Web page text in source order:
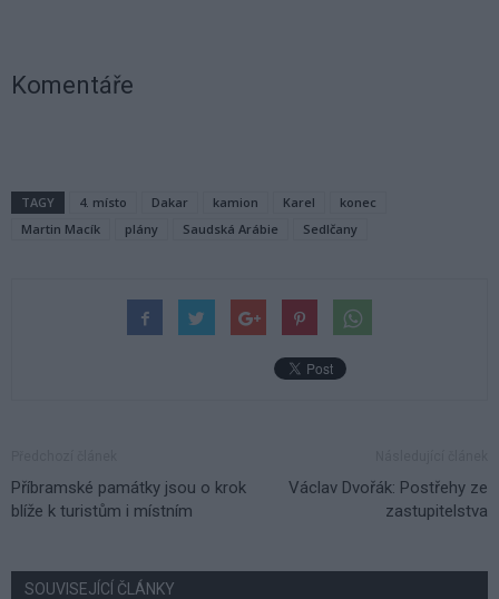
Komentáře
TAGY 4. místo Dakar kamion Karel
konec
Martin Macík
plány Saudská Arábie Sedlčany
Příbramské památky jsou o krok
blíže k turistům i místním
Václav Dvořák: Postřehy ze
zastupitelstva
SOUVISEJÍCÍ ČLÁNKY